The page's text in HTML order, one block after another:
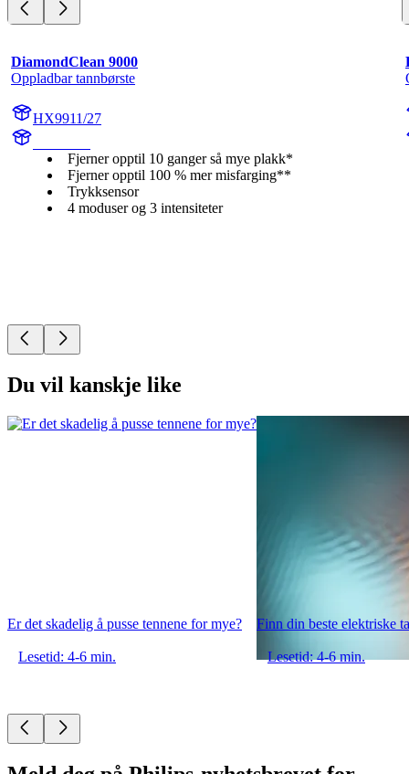
DiamondClean 9000
Oppladbar tannbørste
HX9911/27
Fjerner opptil 10 ganger så mye plakk*
Fjerner opptil 100 % mer misfarging**
Trykksensor
4 moduser og 3 intensiteter
Du vil kanskje like
Er det skadelig å pusse tennene for mye?
Lesetid: 4-6 min.
Finn din beste elektriske
Lesetid: 4-6 min.